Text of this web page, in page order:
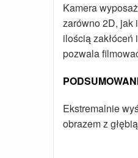
Kamera
zarówno 2D, jak
ilością
pozwala
Ekstremalnie
obrazem z